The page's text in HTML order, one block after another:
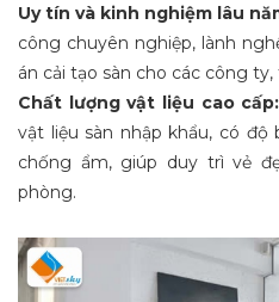
Uy tín và kinh nghiệm lâu
công chuyên nghiệp, lành
án cải tạo sàn cho các công
Chất lượng vật liệu cao cấp:
vật liệu sàn nhập khẩu, có độ
chống ẩm, giúp duy trì vẻ
phòng.